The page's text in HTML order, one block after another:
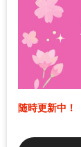
随時更新中！